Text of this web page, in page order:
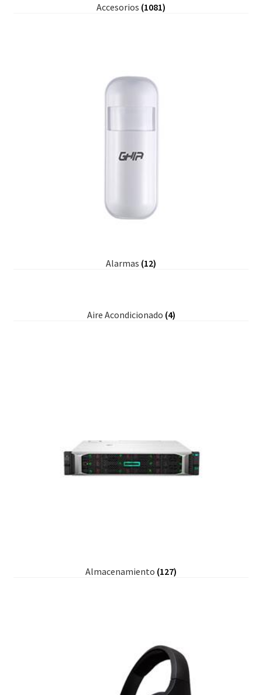
Accesorios (1081)
Alarmas (12)
Aire Acondicionado (4)
Almacenamiento (127)